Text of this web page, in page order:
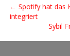
← Spotify hat das
integriert
Sybil